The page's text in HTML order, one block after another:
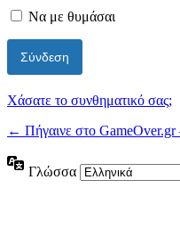
Να με θυμάσαι
Χάσατε το συνθηματικό σας;
← Πήγαινε στο GameOver.gr
Γλώσσα